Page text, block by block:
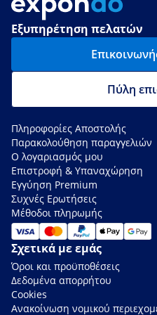
Εξυπηρέτηση πελατών
Πύλη
Πληροφορίες Αποστολής
Παρακολούθηση παραγγελιών
Ο λογαριασμός μου
Επιστροφή & Υπαναχώρηση
Εγγύηση Premium
Συχνές Ερωτήσεις
Μέθοδοι πληρωμής
Σχετικά με εμάς
Όροι και προϋποθέσεις
Δεδομένα απορρήτου
Cookies
Ανακοίνωση νομικού